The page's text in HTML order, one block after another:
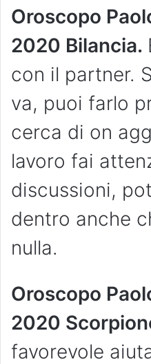
Oroscopo
2020 Bilancia.
con il partner.
va, puoi farlo
cerca di on
lavoro fai
discussioni,
dentro anche
nulla.
Oroscopo
2020
favorevole